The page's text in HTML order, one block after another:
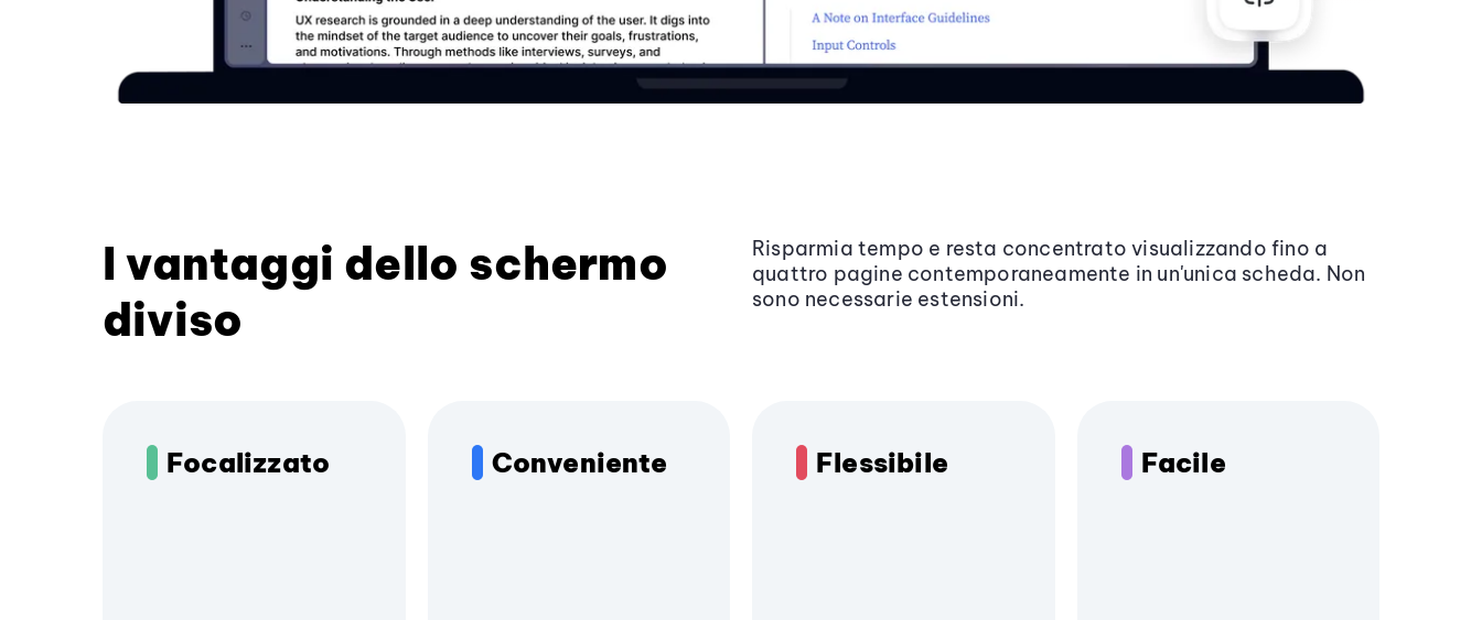
I vantaggi dello schermo
diviso
Risparmia tempo e resta concentrato visualizzando fino a
quattro pagine contemporaneamente in un'unica scheda. Non
sono necessarie estensioni.
Focalizzato Conveniente Flessibile Facile